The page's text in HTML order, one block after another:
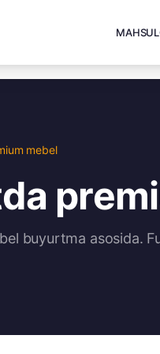
mebel
buyurtma asosida.